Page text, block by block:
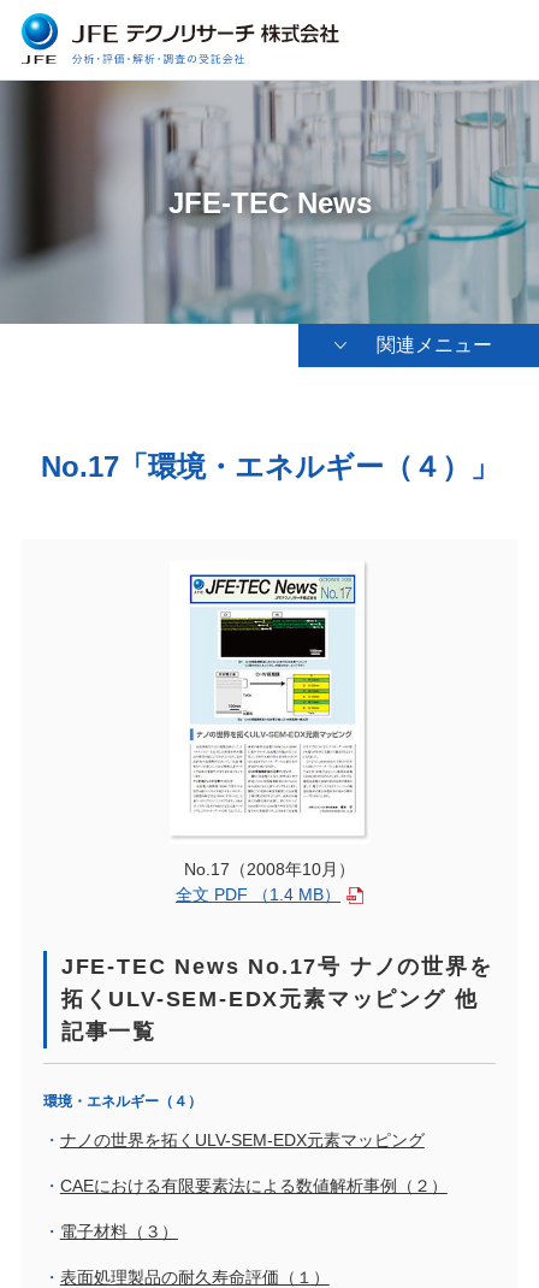
JFE-TEC News
関連メニュー
No.17「環境・エネルギー（４）」
JFE-TEC News No.17号 ナノの世界を
拓くULV-SEM-EDX元素マッピング 他
記事一覧
環境・エネルギー（４）
ナノの世界を拓くULV-SEM-EDX元素マッピング
CAEにおける有限要素法による数値解析事例（２）
電子材料（３）
表面処理製品の耐久寿命評価（１）
No.17（2008年10月）
全文 PDF （1.4 MB）